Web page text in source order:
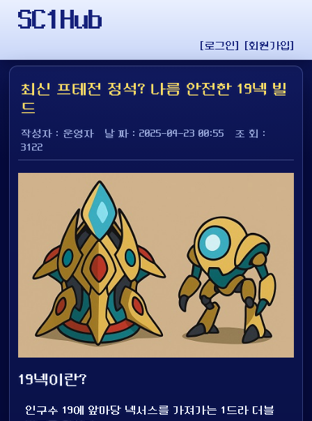
SC1Hub
[로그인] [회원가입]
최신 프테전 정석? 나름 안전한 19넥 빌
드
작성자 : 운영자 날 짜 : 2025-04-23 00:55
조 회 :
3122
19넥이란?
인구수 19에 앞마당 넥서스를 가져가는 1드라 더블